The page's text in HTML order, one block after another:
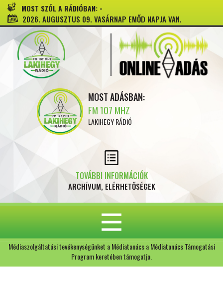
MOST SZÓL A RÁDIÓBAN: -
2026. AUGUSZTUS 09. VASÁRNAP EMŐD NAPJA VAN.
MOST ADÁSBAN:
FM 107 MHZ
LAKIHEGY RÁDIÓ
TOVÁBBI INFORMÁCIÓK
ARCHÍVUM, ELÉRHETŐSÉGEK
Médiaszolgáltatási tevékenységünket a Médiatanács a Médiatanács Támogatási
Program keretében támogatja.